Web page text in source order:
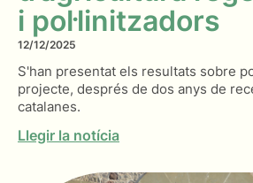
i pol·linitzadors
12/12/2025
S'han presentat els resultats sobre
projecte, després de dos anys de
catalanes.
Llegir la notícia